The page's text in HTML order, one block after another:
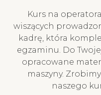
Kurs na
wiszących
kadrę, która
egzaminu. Do
opracowane
maszyny.
naszego